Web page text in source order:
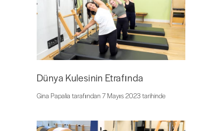
Dünya Kulesinin Etrafında
Gina Papalia tarafından 7 Mayıs 2023 tarihinde